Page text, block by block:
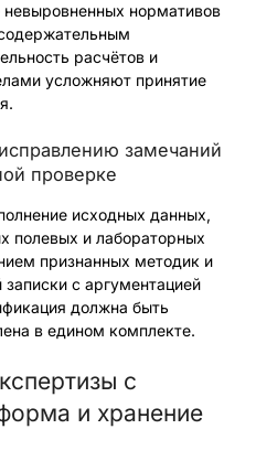
нормативов
расчётов и
усложняют принятие
замечаний
проверке
исходных данных,
полевых и лабораторных
признанных методик и
с аргументацией
должна быть
в едином комплекте.
с
и хранение